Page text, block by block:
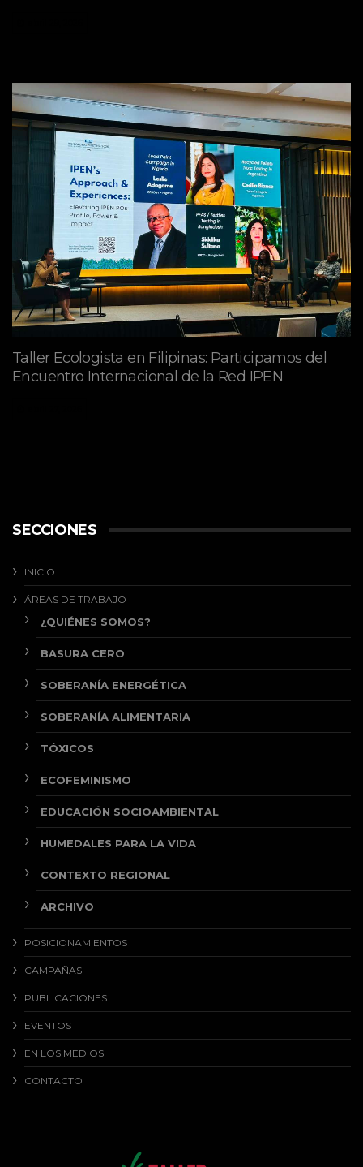
Taller Ecologista en Filipinas: Participamos del
Encuentro Internacional de la Red IPEN
SECCIONES
INICIO
ÁREAS DE TRABAJO
¿QUIÉNES SOMOS?
BASURA CERO
SOBERANÍA ENERGÉTICA
SOBERANÍA ALIMENTARIA
TÓXICOS
ECOFEMINISMO
EDUCACIÓN SOCIOAMBIENTAL
HUMEDALES PARA LA VIDA
CONTEXTO REGIONAL
ARCHIVO
POSICIONAMIENTOS
CAMPAÑAS
PUBLICACIONES
EVENTOS
EN LOS MEDIOS
CONTACTO